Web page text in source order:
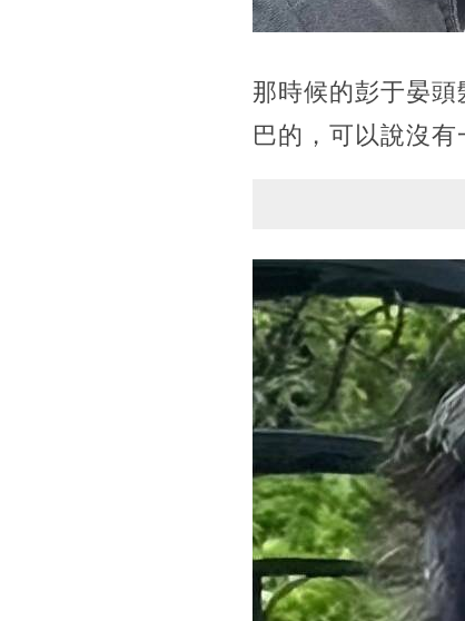
那時候的彭于晏
巴的，可以說沒有